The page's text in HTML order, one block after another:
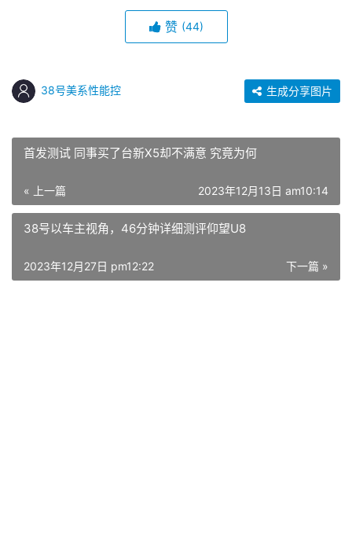
赞 (44)
38号美系性能控 生成分享图片
首发测试 同事买了台新X5却不满意 究竟为何
« 上一篇 2023年12月13日 am10:14
38号以车主视角，46分钟详细测评仰望U8
下一篇 »
2023年12月27日 pm12:22